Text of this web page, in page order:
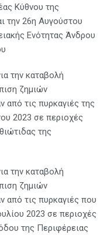
Κύθνου της
την 26η Αυγούστου
Ενότητας Άνδρου
την καταβολή
ζημιών
από τις πυρκαγιές της
2023 σε περιοχές
της
την καταβολή
ζημιών
από τις πυρκαγιές που
2023 σε περιοχές
της Περιφέρειας